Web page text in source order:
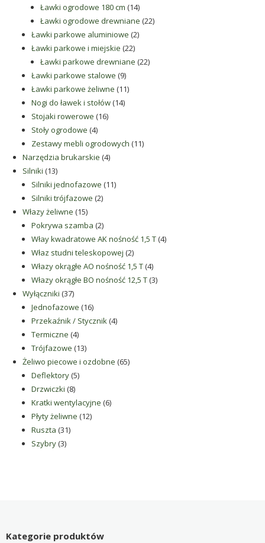
produktów
Ławki ogrodowe 180 cm 1414
produktów
Ławki ogrodowe drewniane 2222
Ławki parkowe aluminiowe 22
Ławki parkowe i miejskie 2222
produkty
Ławki parkowe drewniane 2222
Ławki parkowe stalowe 99
produktów
Ławki parkowe żeliwne 1111
Nogi do ławek i stołów 1414
Stojaki rowerowe 1616
Stoły ogrodowe 44
produkty
Zestawy mebli ogrodowych 1111
Narzędzia brukarskie 44
Silniki 1313
produktów
Silniki jednofazowe 1111
Silniki trójfazowe 22
Włazy żeliwne 1515
produktów
Pokrywa szamba 22
produkty
Włay kwadratowe AK nośność 1,5 T 44
Właz studni teleskopowej 22
produkty
Włazy okrągłe AO nośność 1,5 T 44
produkty
Włazy okrągłe BO nośność 12,5 T 33
Wyłączniki 3737
produktów
Jednofazowe 1616
produktów
Przekaźnik / Stycznik 44
Termiczne 44
produkty
Trójfazowe 1313
produktów
Żeliwo piecowe i ozdobne 6565
Deflektory 55
Drzwiczki 88
produktów
Kratki wentylacyjne 66
Płyty żeliwne 1212
Ruszta 3131
Szybry 33
Kategorie produktów